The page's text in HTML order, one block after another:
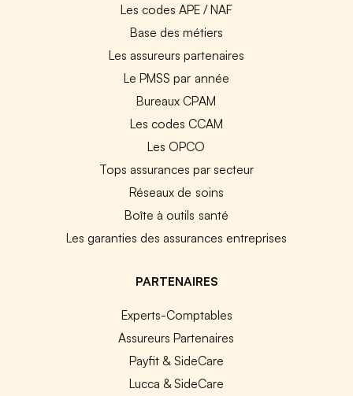
Les codes APE / NAF
Base des métiers
Les assureurs partenaires
Le PMSS par année
Bureaux CPAM
Les codes CCAM
Les OPCO
Tops assurances par secteur
Réseaux de soins
Boîte à outils santé
Les garanties des assurances entreprises
PARTENAIRES
Experts-Comptables
Assureurs Partenaires
Payfit & SideCare
Lucca & SideCare